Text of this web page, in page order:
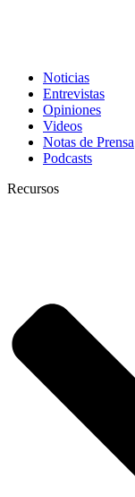
Noticias
Entrevistas
Opiniones
Videos
Notas de Prensa
Podcasts
Recursos